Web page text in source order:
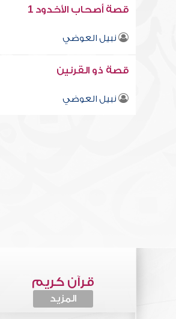
قصة أصحاب الأخدود 1
نبيل العوضي
قصة ذو القرنين
نبيل العوضي
قرآن كريم
المزيد